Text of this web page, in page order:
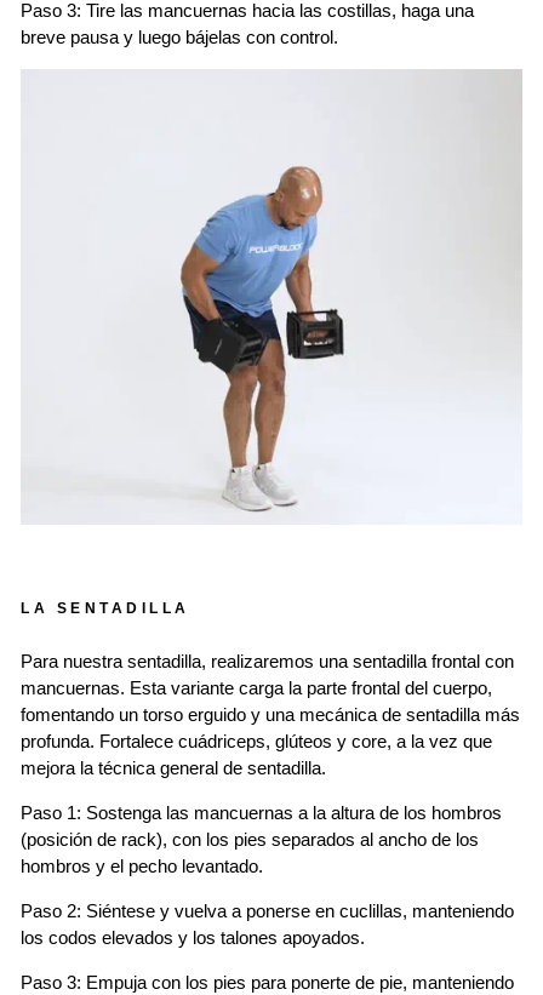
Paso 3: Tire las mancuernas hacia las costillas, haga una
breve pausa y luego bájelas con control.
LA SENTADILLA
Para nuestra sentadilla, realizaremos una sentadilla frontal con
mancuernas. Esta variante carga la parte frontal del cuerpo,
fomentando un torso erguido y una mecánica de sentadilla más
profunda. Fortalece cuádriceps, glúteos y core, a la vez que
mejora la técnica general de sentadilla.
Paso 1: Sostenga las mancuernas a la altura de los hombros
(posición de rack), con los pies separados al ancho de los
hombros y el pecho levantado.
Paso 2: Siéntese y vuelva a ponerse en cuclillas, manteniendo
los codos elevados y los talones apoyados.
Paso 3: Empuja con los pies para ponerte de pie, manteniendo